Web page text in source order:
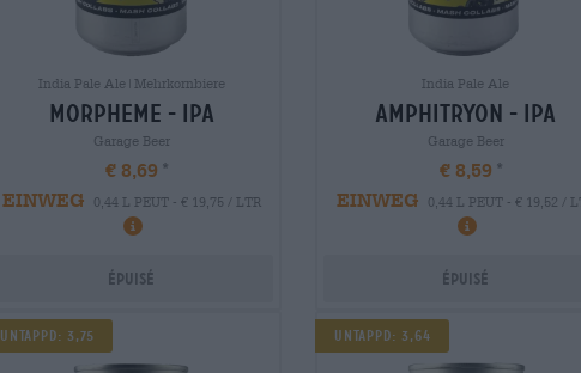
India Pale Ale|Mehrkornbiere
morpheme - ipa
Garage Beer
€ 8,69
EINWEG
0,44 L PEUT - € 19,75 / LTR
Épuisé
India Pale Ale
amphitryon - ipa
Garage Beer
€ 8,59
EINWEG
0,44 L PEUT - € 19,52 /
Épuisé
Untappd: 3,75 Untappd: 3,64